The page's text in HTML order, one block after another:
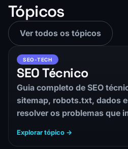
Tópicos
Ver todos os tópicos
SEO-TECH
SEO Técnico
Guia completo de SEO
sitemap, robots.txt, dados
resolver os problemas que
Explorar tópico →